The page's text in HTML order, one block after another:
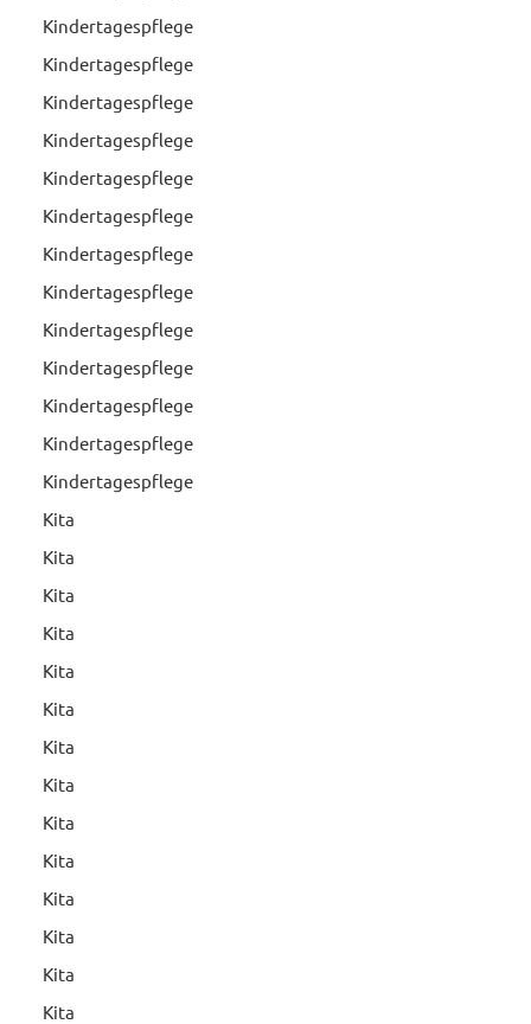
Kindertagespflege
Kindertagespflege
Kindertagespflege
Kindertagespflege
Kindertagespflege
Kindertagespflege
Kindertagespflege
Kindertagespflege
Kindertagespflege
Kindertagespflege
Kindertagespflege
Kindertagespflege
Kindertagespflege
Kita
Kita
Kita
Kita
Kita
Kita
Kita
Kita
Kita
Kita
Kita
Kita
Kita
Kita